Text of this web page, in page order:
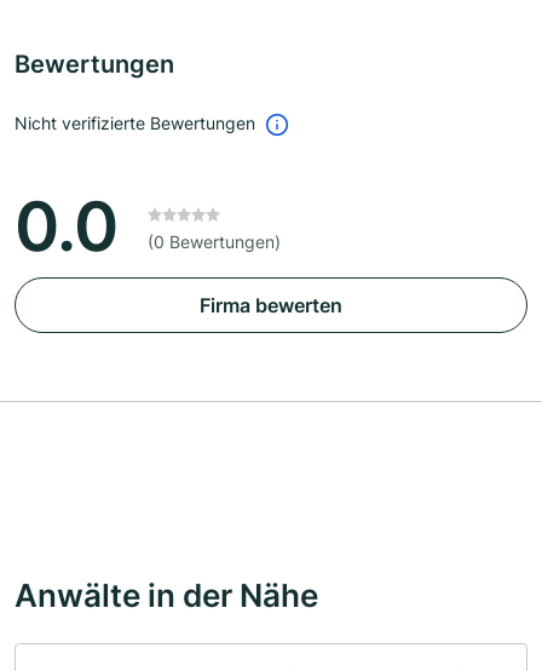
Bewertungen
Nicht verifizierte Bewertungen
0.0 (0 Bewertungen)
Firma bewerten
Anwälte in der Nähe